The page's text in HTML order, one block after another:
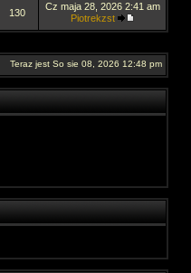
130
Cz maja 28, 2026 2:41 am
Piotrekzst
Teraz jest So sie 08, 2026 12:48 pm